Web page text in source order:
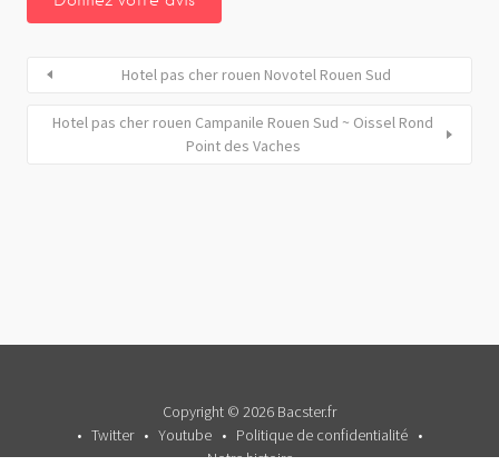
Hotel pas cher rouen Novotel Rouen Sud
Hotel pas cher rouen Campanile Rouen Sud ~ Oissel Rond
Point des Vaches
Copyright © 2026 Bacster.fr
Twitter
Youtube
Politique de confidentialité
Notre histoire